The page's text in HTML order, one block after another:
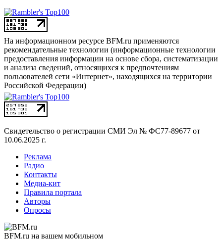
На информационном ресурсе BFM.ru применяются
рекомендательные технологии (информационные технологии
предоставления информации на основе сбора, систематизации
и анализа сведений, относящихся к предпочтениям
пользователей сети «Интернет», находящихся на территории
Российской Федерации)
Свидетельство о регистрации СМИ Эл № ФС77-89677 от
10.06.2025 г.
Реклама
Радио
Контакты
Медиа-кит
Правила портала
Авторы
Опросы
BFM.ru на вашем мобильном